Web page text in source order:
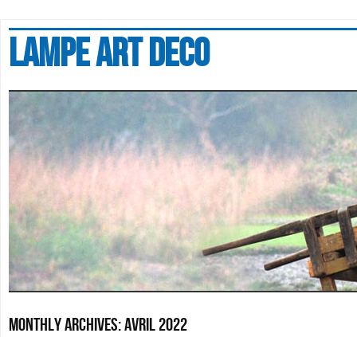
Lampe art deco
Monthly Archives:avril 2022